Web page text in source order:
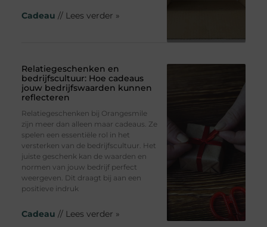
Cadeau // Lees verder »
Relatiegeschenken en
bedrijfscultuur: Hoe cadeaus
jouw bedrijfswaarden kunnen
reflecteren
Relatiegeschenken bij Orangesmile
zijn meer dan alleen maar cadeaus. Ze
spelen een essentiële rol in het
versterken van de bedrijfscultuur. Het
juiste geschenk kan de waarden en
normen van jouw bedrijf perfect
weergeven. Dit draagt bij aan een
positieve indruk
Cadeau // Lees verder »